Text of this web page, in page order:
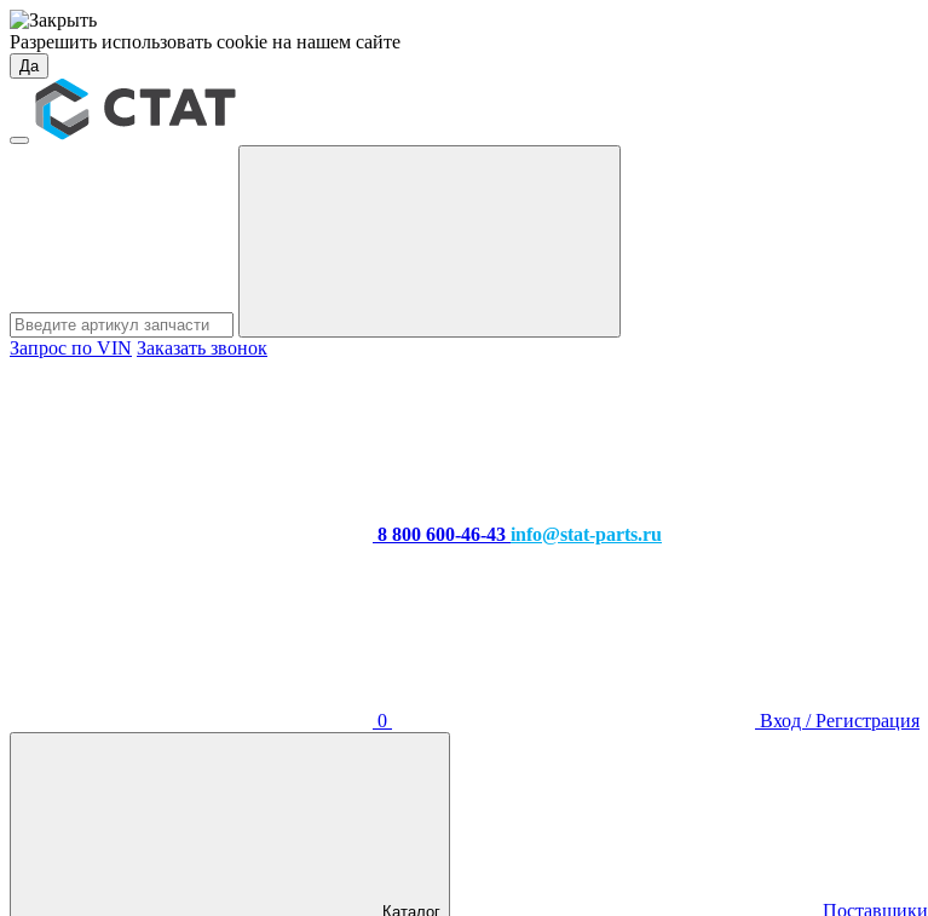
Разрешить использовать cookie на нашем сайте
Да
Запрос по VIN Заказать звонок
8 800 600-46-43 info@stat-parts.ru
0 Вход / Регистрация
Каталог Поставщики